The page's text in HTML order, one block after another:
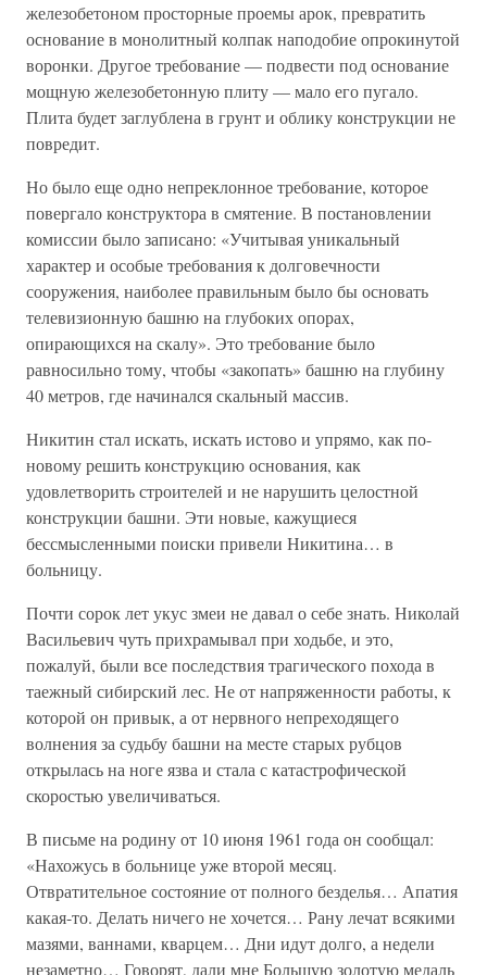
железобетоном просторные проемы арок, превратить
основание в монолитный колпак наподобие опрокинутой
воронки. Другое требование — подвести под основание
мощную железобетонную плиту — мало его пугало.
Плита будет заглублена в грунт и облику конструкции не
повредит.
Но было еще одно непреклонное требование, которое
повергало конструктора в смятение. В постановлении
комиссии было записано: «Учитывая уникальный
характер и особые требования к долговечности
сооружения, наиболее правильным было бы основать
телевизионную башню на глубоких опорах,
опирающихся на скалу». Это требование было
равносильно тому, чтобы «закопать» башню на глубину
40 метров, где начинался скальный массив.
Никитин стал искать, искать истово и упрямо, как по-
новому решить конструкцию основания, как
удовлетворить строителей и не нарушить целостной
конструкции башни. Эти новые, кажущиеся
бессмысленными поиски привели Никитина… в
больницу.
Почти сорок лет укус змеи не давал о себе знать. Николай
Васильевич чуть прихрамывал при ходьбе, и это,
пожалуй, были все последствия трагического похода в
таежный сибирский лес. Не от напряженности работы, к
которой он привык, а от нервного непреходящего
волнения за судьбу башни на месте старых рубцов
открылась на ноге язва и стала с катастрофической
скоростью увеличиваться.
В письме на родину от 10 июня 1961 года он сообщал:
«Нахожусь в больнице уже второй месяц.
Отвратительное состояние от полного безделья… Апатия
какая-то. Делать ничего не хочется… Рану лечат всякими
мазями, ваннами, кварцем… Дни идут долго, а недели
незаметно… Говорят, дали мне Большую золотую медаль